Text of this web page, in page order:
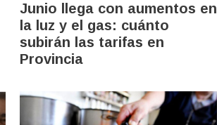
Junio llega con aumentos en
la luz y el gas: cuánto
subirán las tarifas en
Provincia